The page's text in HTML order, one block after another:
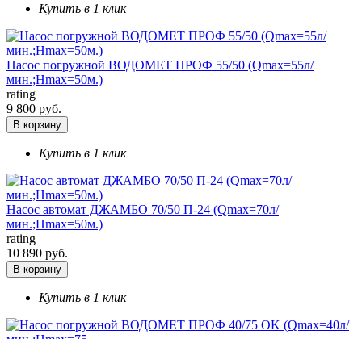
Купить в 1 клик
Насос погружной ВОДОМЕТ ПРОФ 55/50 (Qmax=55л/
мин.;Hmax=50м.)
rating
9 800 руб.
В корзину
Купить в 1 клик
Насос автомат ДЖАМБО 70/50 П-24 (Qmax=70л/
мин.;Hmax=50м.)
rating
10 890 руб.
В корзину
Купить в 1 клик